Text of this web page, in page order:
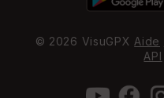
© 2026 VisuGPXAide
API